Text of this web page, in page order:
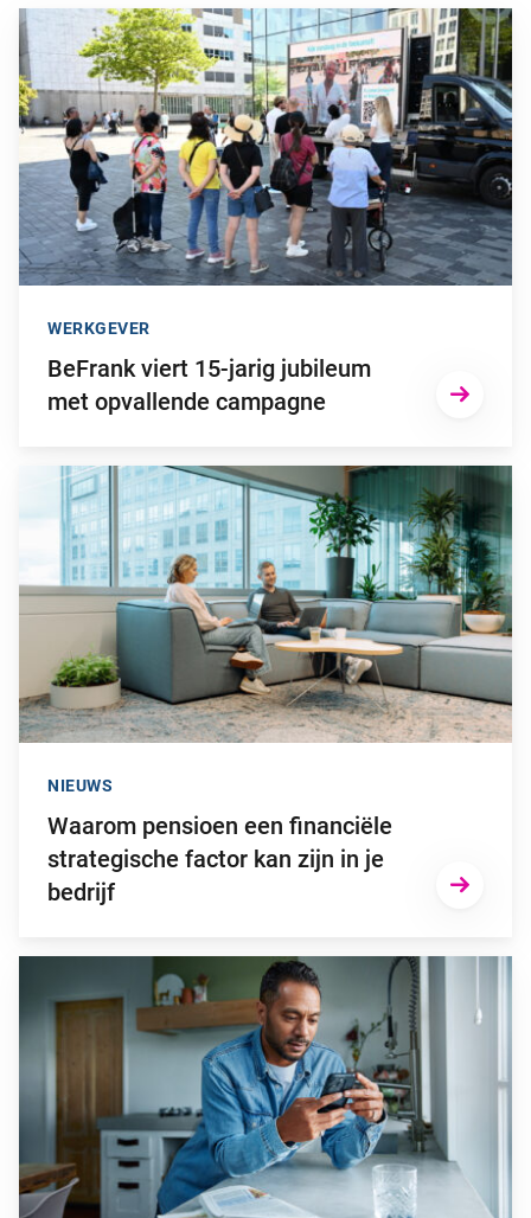
Ga naar “BeFrank viert 15-jarig jubileum met opvallende
BeFrank viert 15-jarig jubileum
met opvallende campagne
WERKGEVER
Ga naar “Waarom pensioen een financiële strategische
Waarom pensioen een financiële
strategische factor kan zijn in je
bedrijf
NIEUWS
Ga naar “2025: een bewogen beleggingsjaar”